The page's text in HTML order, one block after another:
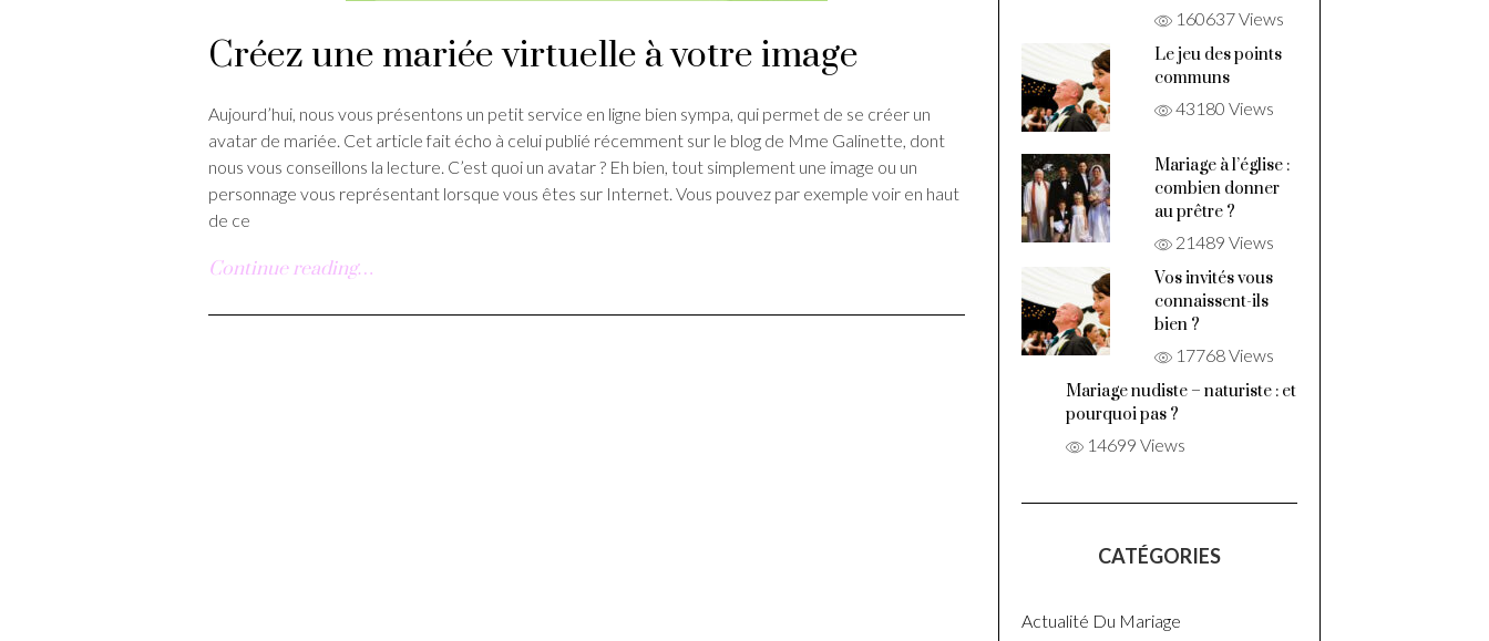
Créez une mariée virtuelle à votre image
Aujourd’hui, nous vous présentons un petit service en ligne bien sympa, qui permet de se créer un
avatar de mariée. Cet article fait écho à celui publié récemment sur le blog de Mme Galinette, dont
nous vous conseillons la lecture. C’est quoi un avatar ? Eh bien, tout simplement une image ou un
personnage vous représentant lorsque vous êtes sur Internet. Vous pouvez par exemple voir en haut
de ce
Continue reading…
160637 Views
Le jeu des points
communs
43180 Views
Mariage à l’église :
combien donner
au prêtre ?
21489 Views
Vos invités vous
connaissent-ils
bien ?
17768 Views
Mariage nudiste – naturiste : et
pourquoi pas ?
14699 Views
CATÉGORIES
Actualité Du Mariage